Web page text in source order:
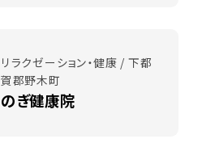
リラクゼーション・健康 / 下都
賀郡野木町
のぎ健康院